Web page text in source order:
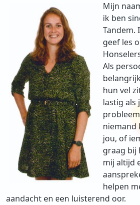
Mijn
ik ben
Tandem.
geef les
Als
hun vel
lastig als
niemand
jou, of
graag bij
mij altijd
helpen
aandacht en een luisterend oor.